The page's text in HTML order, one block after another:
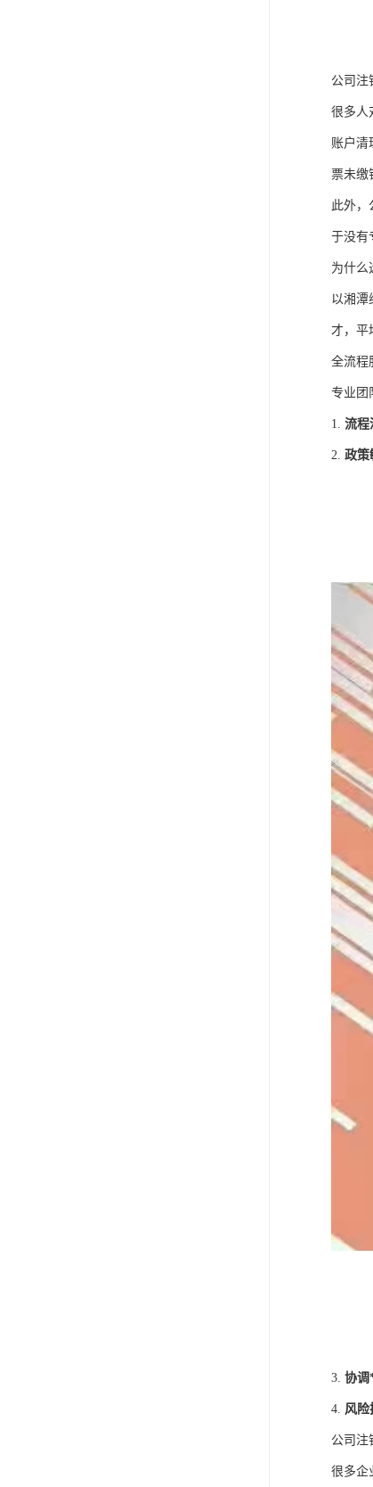
公司注
很多人
账户清
票未缴
此外，
于没有
为什么
以湘潭
才，平
全流程
专业团
1. 流程
2. 政策
3. 协调
4. 风险
公司注
很多企